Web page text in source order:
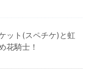
ット(スペチケ)と虹
花騎士！